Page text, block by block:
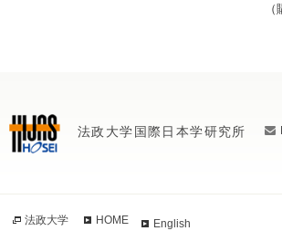
法政大学国際日本学研究所
法政大学 HOME English